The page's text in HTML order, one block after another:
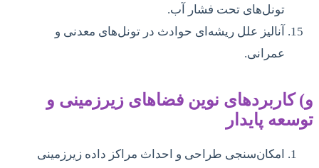
تونل‌های تحت فشار آب.
آنالیز علل ریشه‌ای حوادث در تونل‌های معدنی و
عمرانی.
و) کاربردهای نوین فضاهای زیرزمینی و
توسعه پایدار
امکان‌سنجی طراحی و احداث مراکز داده زیرزمینی